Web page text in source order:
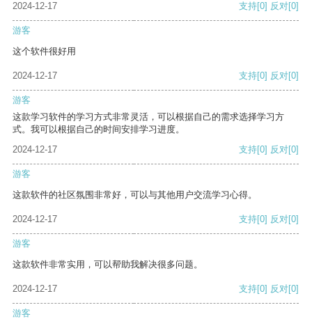
2024-12-17 支持[0] 反对[0]
游客
这个软件很好用
2024-12-17 支持[0] 反对[0]
游客
这款学习软件的学习方式非常灵活，可以根据自己的需求选择学习方
式。我可以根据自己的时间安排学习进度。
2024-12-17
支持[0] 反对[0]
游客
这款软件的社区氛围非常好，可以与其他用户交流学习心得。
2024-12-17 支持[0] 反对[0]
游客
这款软件非常实用，可以帮助我解决很多问题。
2024-12-17 支持[0] 反对[0]
游客